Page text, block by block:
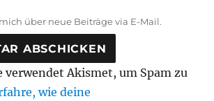
über neue Beiträge via E-Mail.
verwendet Akismet, um Spam zu
wie deine